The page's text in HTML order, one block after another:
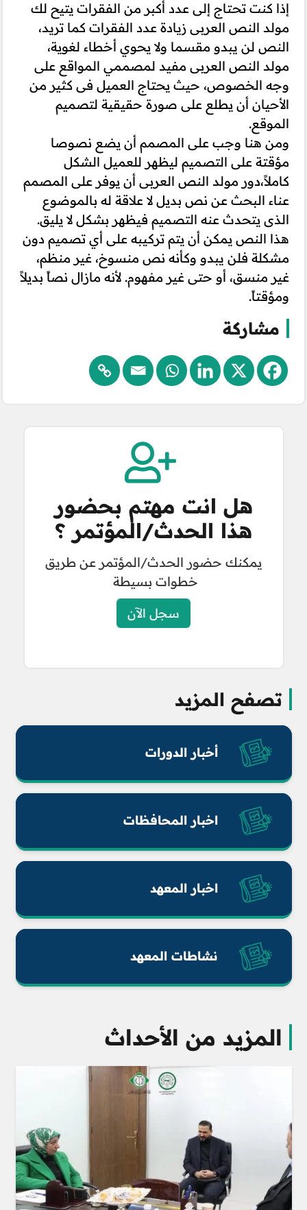
إذا كنت تحتاج إلى عدد أكبر من الفقرات يتيح لك
مولد النص العربى زيادة عدد الفقرات كما تريد،
النص لن يبدو مقسما ولا يحوي أخطاء لغوية،
مولد النص العربى مفيد لمصممي المواقع على
وجه الخصوص، حيث يحتاج العميل فى كثير من
الأحيان أن يطلع على صورة حقيقية لتصميم
الموقع.
ومن هنا وجب على المصمم أن يضع نصوصا
مؤقتة على التصميم ليظهر للعميل الشكل
كاملاً،دور مولد النص العربى أن يوفر على المصمم
عناء البحث عن نص بديل لا علاقة له بالموضوع
الذى يتحدث عنه التصميم فيظهر بشكل لا يليق.
هذا النص يمكن أن يتم تركيبه على أي تصميم دون
مشكلة فلن يبدو وكأنه نص منسوخ، غير منظم،
غير منسق، أو حتى غير مفهوم. لأنه مازال نصاً بديلاً
ومؤقتاً.
مشاركة
هل انت مهتم بحضور
هذا الحدث/المؤتمر ؟
يمكنك حضور الحدث/المؤتمر عن طريق
خطوات بسيطة
سجل الآن
تصفح المزيد
أخبار الدورات
اخبار المحافظات
اخبار المعهد
نشاطات المعهد
المزيد من الأحداث